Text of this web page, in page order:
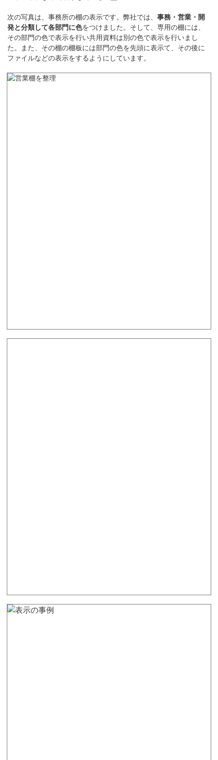
次の写真は、事務所の棚の表示です。弊社では、 事務・営業・開
発と分類して各部門に色をつけました。そして、専用の棚には、
その部門の色で表示を行い共用資料は別の色で表示を行いまし
た。また、その棚の棚板には部門の色を先頭に表示て、その後に
ファイルなどの表示をするようにしています。